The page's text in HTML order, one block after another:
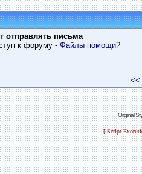
отправлять письма
к форуму - Файлы помощи?
<<
Original
[ Script